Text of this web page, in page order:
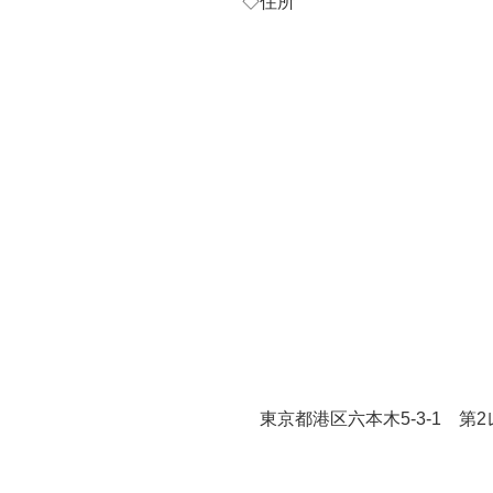
東京都港区六本木5-3-1 第2